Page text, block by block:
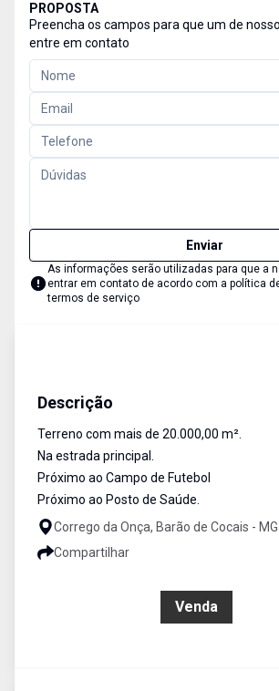
PROPOSTA
Preencha os campos para que um de
entre em contato
Enviar
As informações serão utilizadas para que a
entrar em contato de acordo com a política
termos de serviço
Descrição
Terreno com mais de 20.000,00 m².
Na estrada principal.
Próximo ao Campo de Futebol
Próximo ao Posto de Saúde.
Corrego da Onça, Barão de Cocais - MG
Compartilhar
Venda